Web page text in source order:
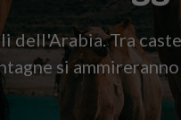
dell'Arabia. Tra
si